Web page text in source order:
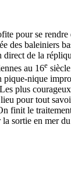
pour se rendre
des baleiniers
de la
au 16e
pique-nique
plus
pour tout
finit le
sortie en mer